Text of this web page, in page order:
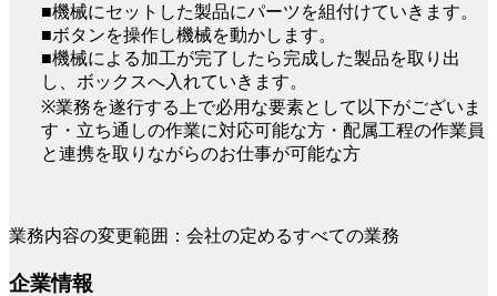
■機械にセットした製品にパーツを組付けていきます。
■ボタンを操作し機械を動かします。
■機械による加工が完了したら完成した製品を取り出
し、ボックスへ入れていきます。
※業務を遂行する上で必用な要素として以下がございま
す・立ち通しの作業に対応可能な方・配属工程の作業員
と連携を取りながらのお仕事が可能な方
業務内容の変更範囲：会社の定めるすべての業務
企業情報